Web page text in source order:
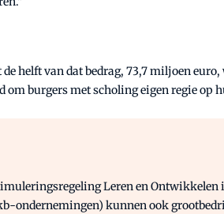
helft van dat bedrag, 73,7 miljoen
burgers met scholing eigen regie op
Leren en
kunnen ook